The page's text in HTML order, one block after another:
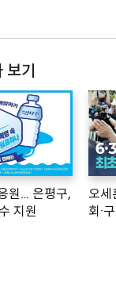
기
원… 은평구,
지원
오세
회·